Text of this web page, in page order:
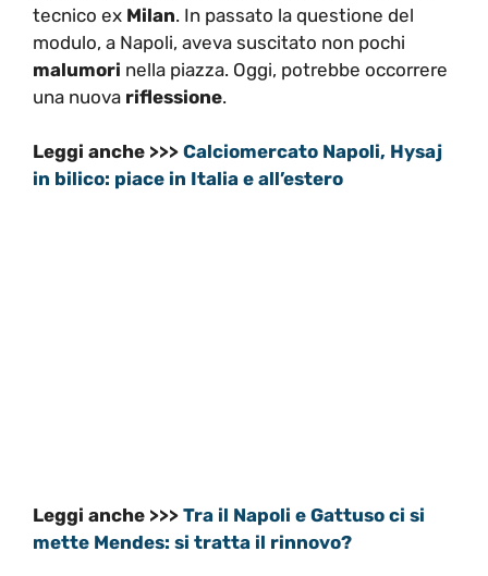
tecnico ex Milan. In passato la questione del
modulo, a Napoli, aveva suscitato non pochi
malumori nella piazza. Oggi, potrebbe occorrere
una nuova riflessione.
Leggi anche >>> Calciomercato Napoli, Hysaj
in bilico: piace in Italia e all’estero
Leggi anche >>> Tra il Napoli e Gattuso ci si
mette Mendes: si tratta il rinnovo?